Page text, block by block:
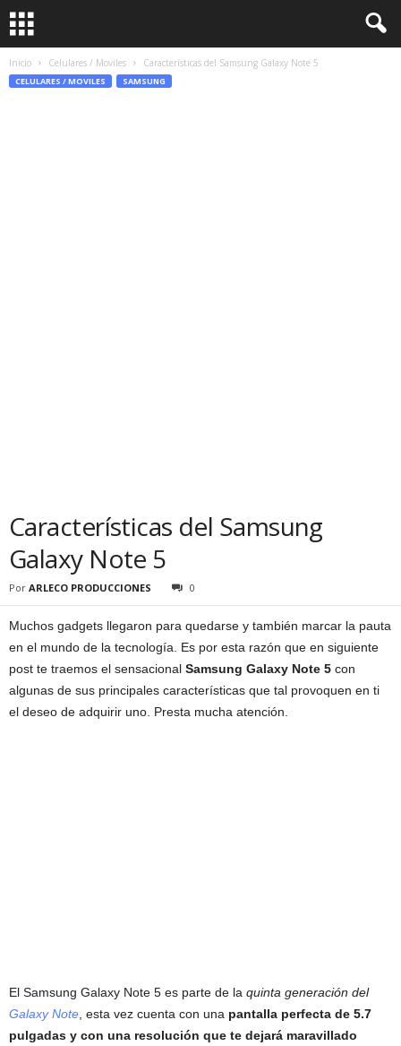
Inicio Celulares / Moviles Características del Samsung Galaxy Note 5
CELULARES / MOVILES SAMSUNG
Características del Samsung
Galaxy Note 5
Por ARLECO PRODUCCIONES 0
Muchos gadgets llegaron para quedarse y también marcar la pauta
en el mundo de la tecnología. Es por esta razón que en siguiente
post te traemos el sensacional Samsung Galaxy Note 5 con
algunas de sus principales características que tal provoquen en ti
el deseo de adquirir uno. Presta mucha atención.
El Samsung Galaxy Note 5 es parte de la quinta generación del
Galaxy Note , esta vez cuenta con una pantalla perfecta de 5.7
pulgadas y con una resolución que te dejará maravillado